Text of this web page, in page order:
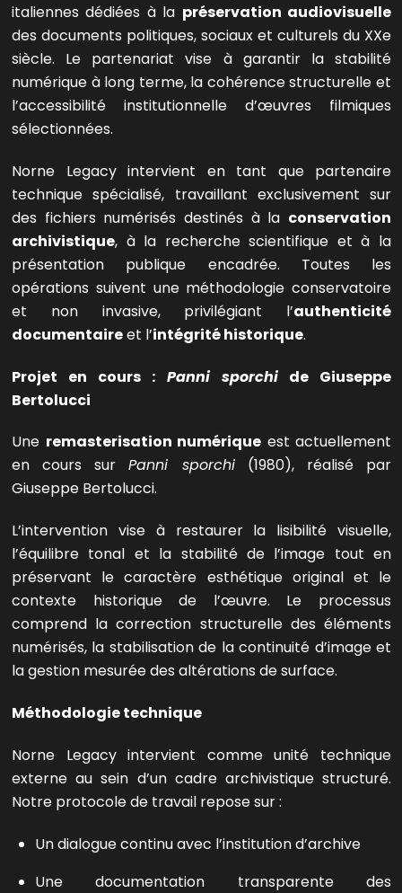
italiennes dédiées à la préservation audiovisuelle
des documents politiques, sociaux et culturels du XXe
siècle. Le partenariat vise à garantir la stabilité
numérique à long terme, la cohérence structurelle et
l’accessibilité institutionnelle d’œuvres filmiques
sélectionnées.
Norne Legacy intervient en tant que partenaire
technique spécialisé, travaillant exclusivement sur
des fichiers numérisés destinés à la conservation
archivistique, à la recherche scientifique et à la
présentation publique encadrée. Toutes les
opérations suivent une méthodologie conservatoire
et non invasive, privilégiant l’authenticité
documentaireet l’intégrité historique.
Projet en cours : Panni sporchide Giuseppe
Bertolucci
Une remasterisation numérique est actuellement
en cours surPanni sporchi(1980), réalisé par
Giuseppe Bertolucci.
L’intervention vise à restaurer la lisibilité visuelle,
l’équilibre tonal et la stabilité de l’image tout en
préservant le caractère esthétique original et le
contexte historique de l’œuvre. Le processus
comprend la correction structurelle des éléments
numérisés, la stabilisation de la continuité d’image et
la gestion mesurée des altérations de surface.
Méthodologie technique
Norne Legacy intervient comme unité technique
externe au sein d’un cadre archivistique structuré.
Notre protocole de travail repose sur :
Un dialogue continu avec l’institution d’archive
Une documentation transparente des